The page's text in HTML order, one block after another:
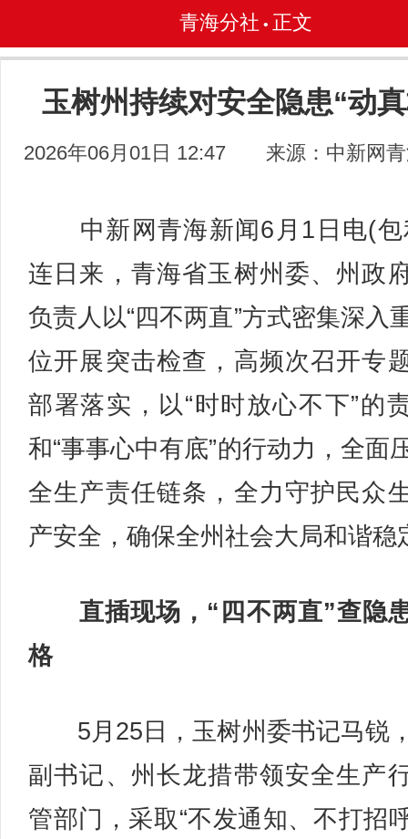
青海分社 • 正文
玉树州持续对安全隐患“动
2026年06月01日 12:47 来源：中新网
中新网青海新闻6月1日电(包
连日来，青海省玉树州委、州政
负责人以“四不两直”方式密集深入
位开展突击检查，高频次召开专
部署落实，以“时时放心不下”的
和“事事心中有底”的行动力，全面
全生产责任链条，全力守护民众
产安全，确保全州社会大局和谐稳
直插现场，“四不两直”查隐
格
5月25日，玉树州委书记马锐
副书记、州长龙措带领安全生产
管部门，采取“不发通知、不打招